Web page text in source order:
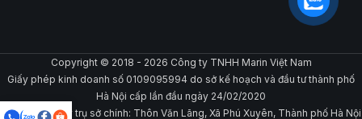
Copyright © 2018 - 2026 Công ty TNHH Marin Việt Nam
Giấy phép kinh doanh số 0109095994 do sở kế hoạch và đầu tư thành phố
Hà Nội cấp lần đầu ngày 24/02/2020
Địa chỉ đăng ký trụ sở chính: Thôn Văn Lãng, Xã Phú Xuyên, Thành phố Hà Nội